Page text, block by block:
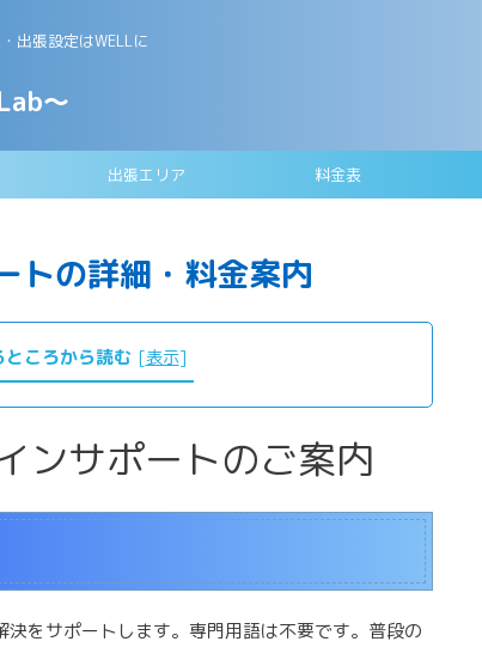
出張設定はWELLに
～
出張エリア 料金表
トの詳細・料金案内
ところから読む [表示]
ンサポートのご案内
をサポートします。専門用語は不要です。普段の